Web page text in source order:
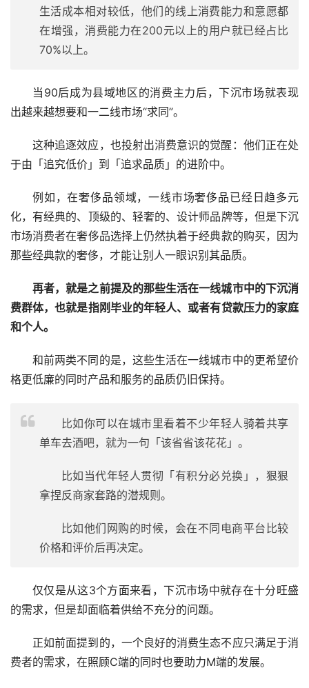
生活成本相对较低，他们的线上消费能力和意愿都
在增强，消费能力在200元以上的用户就已经占比
70%以上。
当90后成为县域地区的消费主力后，下沉市场就表现
出越来越想要和一二线市场“求同”。
这种追逐效应，也投射出消费意识的觉醒：他们正在处
于由「追究低价」到「追求品质」的进阶中。
例如，在奢侈品领域，一线市场奢侈品已经日趋多元
化，有经典的、顶级的、轻奢的、设计师品牌等，但是下沉
市场消费者在奢侈品选择上仍然执着于经典款的购买，因为
那些经典款的奢侈，才能让别人一眼识别其品质。
再者，就是之前提及的那些生活在一线城市中的下沉消
费群体，也就是指刚毕业的年轻人、或者有贷款压力的家庭
和个人。
和前两类不同的是，这些生活在一线城市中的更希望价
格更低廉的同时产品和服务的品质仍旧保持。
比如你可以在城市里看着不少年轻人骑着共享
单车去酒吧，就为一句「该省省该花花」。
比如当代年轻人贯彻「有积分必兑换」，狠狠
拿捏反商家套路的潜规则。
比如他们网购的时候，会在不同电商平台比较
价格和评价后再决定。
仅仅是从这3个方面来看，下沉市场中就存在十分旺盛
的需求，但是却面临着供给不充分的问题。
正如前面提到的，一个良好的消费生态不应只满足于消
费者的需求，在照顾C端的同时也要助力M端的发展。